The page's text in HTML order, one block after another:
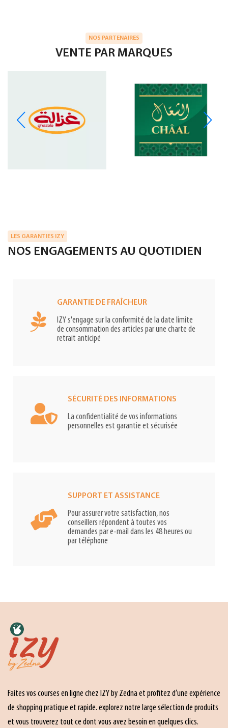
NOS PARTENAIRES
VENTE PAR MARQUES
LES GARANTIES IZY
NOS ENGAGEMENTS AU QUOTIDIEN
GARANTIE DE FRAÎCHEUR
IZY s'engage sur la conformité de la date limite
de consommation des articles par une charte de
retrait anticipé
SÉCURITÉ DES INFORMATIONS
La confidentialité de vos informations
personnelles est garantie et sécurisée
SUPPORT ET ASSISTANCE
Pour assurer votre satisfaction, nos
conseillers répondent à toutes vos
demandes par e-mail dans les 48 heures ou
par téléphone
Faites vos courses en ligne chez IZY by Zedna et profitez d’une expérience
de shopping pratique et rapide. explorez notre large sélection de produits
et vous trouverez tout ce dont vous avez besoin en quelques clics.